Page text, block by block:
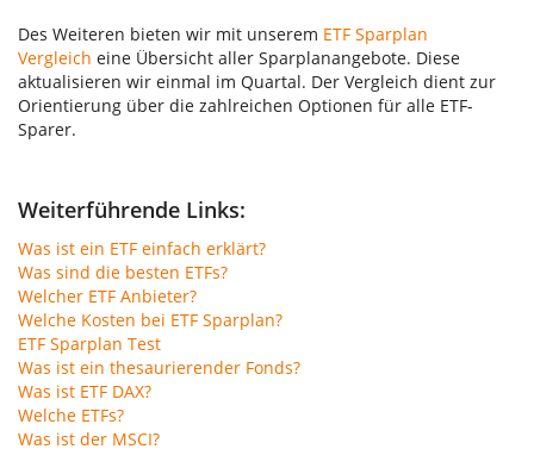
Des Weiteren bieten wir mit unserem ETF Sparplan
Vergleich eine Übersicht aller Sparplanangebote. Diese
aktualisieren wir einmal im Quartal. Der Vergleich dient zur
Orientierung über die zahlreichen Optionen für alle ETF-
Sparer.
Weiterführende Links:
Was ist ein ETF einfach erklärt?
Was sind die besten ETFs?
Welcher ETF Anbieter?
Welche Kosten bei ETF Sparplan?
ETF Sparplan Test
Was ist ein thesaurierender Fonds?
Was ist ETF DAX?
Welche ETFs?
Was ist der MSCI?